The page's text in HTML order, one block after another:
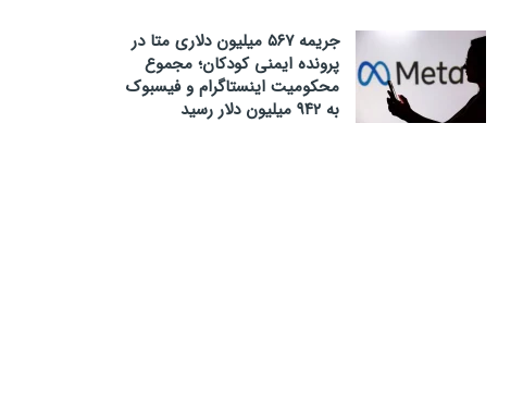
جریمه ۵۶۷ میلیون دلاری متا در
پرونده ایمنی کودکان؛ مجموع
محکومیت اینستاگرام و فیسبوک
به ۹۴۲ میلیون دلار رسید